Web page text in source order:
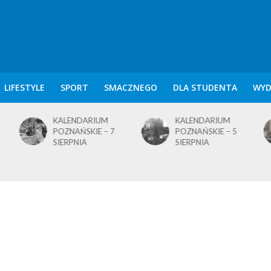
LIFESTYLE SPORT SMACZNEGO DLA STUDENTA
KALENDARIUM
POZNAŃSKIE – 7
SIERPNIA
KALENDARIUM
POZNAŃSKIE – 5
SIERPNIA